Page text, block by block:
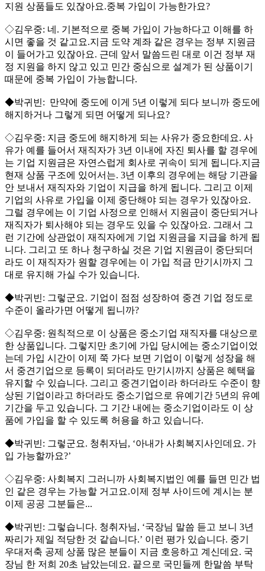
지원 상품들도 있잖아요.중복 가입이 가능한가요?
◇김우중: 네. 기본적으로 중복 가입이 가능하다고 이해를 하
시면 좋을 것 같고요.지금 도약 계좌 같은 경우는 정부 지원금
이 들어가고 있잖아요. 근데 앞서 말씀드린 대로 이건 정부 재
정 지원을 하지 않고 있고 민간 중심으로 설계가 된 상품이기
때문에 중복 가입이 가능합니다.
◆박귀빈: 만약에 중도에 이게 5년 이렇게 되다 보니까 중도에
해지하거나 그렇게 되면 어떻게 되나요?
◇김우중: 지금 중도에 해지하게 되는 사유가 중요한데요. 사
유가 예를 들어서 재직자가 3년 이내에 자진 퇴사를 할 경우에
는 기업 지원금은 자연스럽게 회사로 귀속이 되게 됩니다.지금
현재 상품 구조에 있어서는. 3년 이후의 경우에는 해당 기관을
안 보내서 재직자와 기업이 지급을 하게 됩니다. 그리고 이제
기업의 사유로 가입을 이제 중단해야 되는 경우가 있잖아요.
그럴 경우에는 이 기업 사정으로 인해서 지원금이 중단되거나
재직자가 퇴사해야 되는 경우도 있을 수 있잖아요. 그래서 그
런 기간에 상관없이 재직자에게 기업 지원금을 지급을 하게 됩
니다. 그리고 또 하나 청구하실 것은 기업 지원금이 중단되더
라도 이 재직자가 원할 경우에는 이 가입 적금 만기시까지 그
대로 유지해 가실 수가 있습니다.
◆박귀빈: 그렇군요. 기업이 점점 성장하여 중견 기업 정도로
수준이 올라가면 어떻게 됩니까?
◇김우중: 원칙적으로 이 상품은 중소기업 재직자를 대상으로
한 상품입니다. 그렇지만 초기에 가입 당시에는 중소기업이었
는데 가입 시간이 이제 쭉 가다 보면 기업이 이렇게 성장을 해
서 중견기업으로 등록이 되더라도 만기시까지 상품은 혜택을
유지할 수 있습니다. 그리고 중견기업이라 하더라도 수준이 향
상된 기업이라고 하더라도 중소기업으로 유예기간 5년의 유예
기간을 두고 있습니다. 그 기간 내에는 중소기업이라도 이 상
품에 가입을 할 수 있도록 허용을 하고 있습니다.
◆박귀빈: 그렇군요. 청취자님, ‘아내가 사회복지사인데요. 가
입 가능할까요?’
◇김우중: 사회복지 그러니까 사회복지법인 예를 들면 민간 법
인 같은 경우는 가능할 거고요.이제 정부 사이드에 계시는 분
이제 공공 그분들은...
◆박귀빈: 그렇습니다. 청취자님, ‘국장님 말씀 듣고 보니 3년
짜리가 제일 적당한 것 같습니다.’ 이런 평가 있습니다. 중기
우대저축 공제 상품 많은 분들이 지금 호응하고 계신데요. 국
장님 한 저희 20초 남았는데요. 끝으로 국민들께 한말씀 부탁